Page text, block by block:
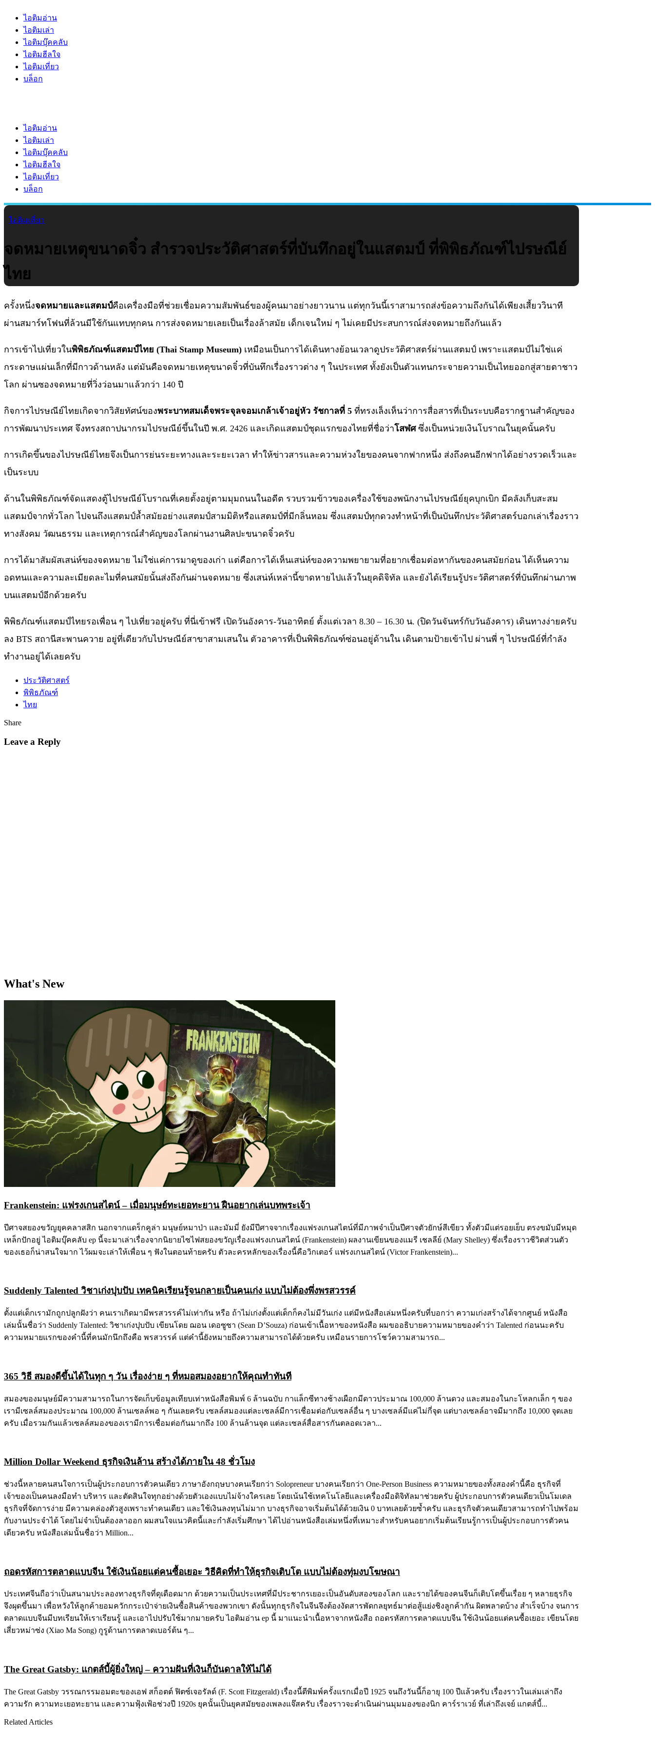
ไอติมอ่าน
ไอติมเล่า
ไอติมบุ๊คคลับ
ไอติมฮีลใจ
ไอติมเที่ยว
บล็อก
ไอติมอ่าน
ไอติมเล่า
ไอติมบุ๊คคลับ
ไอติมฮีลใจ
ไอติมเที่ยว
บล็อก
ไอติมเที่ยว
จดหมายเหตุขนาดจิ๋ว สำรวจประวัติศาสตร์ที่บันทึกอยู่ในแสตมป์ ที่พิพิธภัณฑ์ไปรษณีย์
ไทย
ครั้งหนึ่งจดหมายและแสตมป์คือเครื่องมือที่ช่วยเชื่อมความสัมพันธ์ของผู้คนมาอย่างยาวนาน แต่ทุกวันนี้เราสามารถส่งข้อความถึงกันได้เพียงเสี้ยววินาที
ผ่านสมาร์ทโฟนที่ล้วนมีใช้กันแทบทุกคน การส่งจดหมายเลยเป็นเรื่องล้าสมัย เด็กเจนใหม่ ๆ ไม่เคยมีประสบการณ์ส่งจดหมายถึงกันแล้ว
การเข้าไปเที่ยวในพิพิธภัณฑ์แสตมป์ไทย (Thai Stamp Museum) เหมือนเป็นการได้เดินทางย้อนเวลาดูประวัติศาสตร์ผ่านแสตมป์ เพราะแสตมป์ไม่ใช่แค่
กระดาษแผ่นเล็กที่มีกาวด้านหลัง แต่มันคือจดหมายเหตุขนาดจิ๋วที่บันทึกเรื่องราวต่าง ๆ ในประเทศ ทั้งยังเป็นตัวแทนกระจายความเป็นไทยออกสู่สายตาชาว
โลก ผ่านซองจดหมายที่วิ่งว่อนมาแล้วกว่า 140 ปี
กิจการไปรษณีย์ไทยเกิดจากวิสัยทัศน์ของพระบาทสมเด็จพระจุลจอมเกล้าเจ้าอยู่หัว รัชกาลที่ 5 ที่ทรงเล็งเห็นว่าการสื่อสารที่เป็นระบบคือรากฐานสำคัญของ
การพัฒนาประเทศ จึงทรงสถาปนากรมไปรษณีย์ขึ้นในปี พ.ศ. 2426 และเกิดแสตมป์ชุดแรกของไทยที่ชื่อว่าโสฬศซึ่งเป็นหน่วยเงินโบราณในยุคนั้นครับ
การเกิดขึ้นของไปรษณีย์ไทยจึงเป็นการย่นระยะทางและระยะเวลา ทำให้ข่าวสารและความห่วงใยของคนจากฟากหนึ่ง ส่งถึงคนอีกฟากได้อย่างรวดเร็วและ
เป็นระบบ
ด้านในพิพิธภัณฑ์จัดแสดงตู้ไปรษณีย์โบราณที่เคยตั้งอยู่ตามมุมถนนในอดีต รวบรวมข้าวของเครื่องใช้ของพนักงานไปรษณีย์ยุคบุกเบิก มีคลังเก็บสะสม
แสตมป์จากทั่วโลก ไปจนถึงแสตมป์ล้ำสมัยอย่างแสตมป์สามมิติหรือแสตมป์ที่มีกลิ่นหอม ซึ่งแสตมป์ทุกดวงทำหน้าที่เป็นบันทึกประวัติศาสตร์บอกเล่าเรื่องราว
ทางสังคม วัฒนธรรม และเหตุการณ์สำคัญของโลกผ่านงานศิลปะขนาดจิ๋วครับ
การได้มาสัมผัสเสน่ห์ของจดหมาย ไม่ใช่แค่การมาดูของเก่า แต่คือการได้เห็นเสน่ห์ของความพยายามที่อยากเชื่อมต่อหากันของคนสมัยก่อน ได้เห็นความ
อดทนและความละเมียดละไมที่คนสมัยนั้นส่งถึงกันผ่านจดหมาย ซึ่งเสน่ห์เหล่านี้ขาดหายไปแล้วในยุคดิจิทัล และยังได้เรียนรู้ประวัติศาสตร์ที่บันทึกผ่านภาพ
บนแสตมป์อีกด้วยครับ
พิพิธภัณฑ์แสตมป์ไทยรอเพื่อน ๆ ไปเที่ยวอยู่ครับ ที่นี่เข้าฟรี เปิดวันอังคาร-วันอาทิตย์ ตั้งแต่เวลา 8.30 – 16.30 น. (ปิดวันจันทร์กับวันอังคาร) เดินทางง่ายครับ
ลง BTS สถานีสะพานควาย อยู่ที่เดียวกับไปรษณีย์สาขาสามเสนใน ตัวอาคารที่เป็นพิพิธภัณฑ์ซ่อนอยู่ด้านใน เดินตามป้ายเข้าไป ผ่านพี่ ๆ ไปรษณีย์ที่กำลัง
ทำงานอยู่ได้เลยครับ
ประวัติศาสตร์
พิพิธภัณฑ์
ไทย
Share
Leave a Reply
What's New
Frankenstein: แฟรงเกนสไตน์ – เมื่อมนุษย์ทะเยอทะยาน ฝืนอยากเล่นบทพระเจ้า
ปีศาจสยองขวัญยุคคลาสสิก นอกจากแดร็กคูล่า มนุษย์หมาป่า และมัมมี่ ยังมีปีศาจจากเรื่องแฟรงเกนสไตน์ที่มีภาพจำเป็นปีศาจตัวยักษ์สีเขียว ทั้งตัวมีแต่รอยเย็บ ตรงขมับมีหมุด
เหล็กปักอยู่ ไอติมบุ๊คคลับ ep นี้จะมาเล่าเรื่องจากนิยายไซไฟสยองขวัญเรื่องแฟรงเกนสไตน์ (Frankenstein) ผลงานเขียนของแมรี เชลลีย์ (Mary Shelley) ซึ่งเรื่องราวชีวิตส่วนตัว
ของเธอก็น่าสนใจมาก ไว้ผมจะเล่าให้เพื่อน ๆ ฟังในตอนท้ายครับ ตัวละครหลักของเรื่องนี้คือวิกเตอร์ แฟรงเกนสไตน์ (Victor Frankenstein)...
Suddenly Talented วิชาเก่งปุบปับ เทคนิคเรียนรู้จนกลายเป็นคนเก่ง แบบไม่ต้องพึ่งพรสวรรค์
ตั้งแต่เด็กเรามักถูกปลูกฝังว่า คนเราเกิดมามีพรสวรรค์ไม่เท่ากัน หรือ ถ้าไม่เก่งตั้งแต่เด็กก็คงไม่มีวันเก่ง แต่มีหนังสือเล่มหนึ่งครับที่บอกว่า ความเก่งสร้างได้จากศูนย์ หนังสือ
เล่มนั้นชื่อว่า Suddenly Talented: วิชาเก่งปุบปับ เขียนโดย ฌอน เดอซูซา (Sean D’Souza) ก่อนเข้าเนื้อหาของหนังสือ ผมขออธิบายความหมายของคำว่า Talented ก่อนนะครับ
ความหมายแรกของคำนี้ที่คนมักนึกถึงคือ พรสวรรค์ แต่คำนี้ยังหมายถึงความสามารถได้ด้วยครับ เหมือนรายการโชว์ความสามารถ...
365 วิธี สมองดีขึ้นได้ในทุก ๆ วัน เรื่องง่าย ๆ ที่หมอสมองอยากให้คุณทำทันที
สมองของมนุษย์มีความสามารถในการจัดเก็บข้อมูลเทียบเท่าหนังสือพิมพ์ 6 ล้านฉบับ กาแล็กซีทางช้างเผือกมีดาวประมาณ 100,000 ล้านดวง และสมองในกะโหลกเล็ก ๆ ของ
เรามีเซลล์สมองประมาณ 100,000 ล้านเซลล์พอ ๆ กันเลยครับ เซลล์สมองแต่ละเซลล์มีการเชื่อมต่อกับเซลล์อื่น ๆ บางเซลล์มีแค่ไม่กี่จุด แต่บางเซลล์อาจมีมากถึง 10,000 จุดเลย
ครับ เมื่อรวมกันแล้วเซลล์สมองของเรามีการเชื่อมต่อกันมากถึง 100 ล้านล้านจุด แต่ละเซลล์สื่อสารกันตลอดเวลา...
Million Dollar Weekend ธุรกิจเงินล้าน สร้างได้ภายใน 48 ชั่วโมง
ช่วงนี้หลายคนสนใจการเป็นผู้ประกอบการตัวคนเดียว ภาษาอังกฤษบางคนเรียกว่า Solopreneur บางคนเรียกว่า One-Person Business ความหมายของทั้งสองคำนี้คือ ธุรกิจที่
เจ้าของเป็นคนลงมือทำ บริหาร และตัดสินใจทุกอย่างด้วยตัวเองแบบไม่จ้างใครเลย โดยเน้นใช้เทคโนโลยีและเครื่องมือดิจิทัลมาช่วยครับ ผู้ประกอบการตัวคนเดียวเป็นโมเดล
ธุรกิจที่จัดการง่าย มีความคล่องตัวสูงเพราะทำคนเดียว และใช้เงินลงทุนไม่มาก บางธุรกิจอาจเริ่มต้นได้ด้วยเงิน 0 บาทเลยด้วยซ้ำครับ และธุรกิจตัวคนเดียวสามารถทำไปพร้อม
กับงานประจำได้ โดยไม่จำเป็นต้องลาออก ผมสนใจแนวคิดนี้และกำลังเริ่มศึกษา ได้ไปอ่านหนังสือเล่มหนึ่งที่เหมาะสำหรับคนอยากเริ่มต้นเรียนรู้การเป็นผู้ประกอบการตัวคน
เดียวครับ หนังสือเล่มนั้นชื่อว่า Million...
ถอดรหัสการตลาดแบบจีน ใช้เงินน้อยแต่คนซื้อเยอะ วิธีคิดที่ทำให้ธุรกิจเติบโต แบบไม่ต้องทุ่มงบโฆษณา
ประเทศจีนถือว่าเป็นสนามประลองทางธุรกิจที่ดุเดือดมาก ด้วยความเป็นประเทศที่มีประชากรเยอะเป็นอันดับสองของโลก และรายได้ของคนจีนก็เติบโตขึ้นเรื่อย ๆ หลายธุรกิจ
จึงผุดขึ้นมา เพื่อหวังให้ลูกค้ายอมควักกระเป๋าจ่ายเงินซื้อสินค้าของพวกเขา ดังนั้นทุกธุรกิจในจีนจึงต้องงัดสารพัดกลยุทธ์มาต่อสู้แย่งชิงลูกค้ากัน ผิดพลาดบ้าง สำเร็จบ้าง จนการ
ตลาดแบบจีนมีบทเรียนให้เราเรียนรู้ และเอาไปปรับใช้มากมายครับ ไอติมอ่าน ep นี้ มาแนะนำเนื้อหาจากหนังสือ ถอดรหัสการตลาดแบบจีน ใช้เงินน้อยแต่คนซื้อเยอะ เขียนโดย
เสี่ยวหม่าซ่ง (Xiao Ma Song) กูรูด้านการตลาดเบอร์ต้น ๆ...
The Great Gatsby: แกตส์บี้ผู้ยิ่งใหญ่ – ความฝันที่เงินก็บันดาลให้ไม่ได้
The Great Gatsby วรรณกรรมอมตะของเอฟ สก็อตต์ ฟิตซ์เจอรัลด์ (F. Scott Fitzgerald) เรื่องนี้ตีพิมพ์ครั้งแรกเมื่อปี 1925 จนถึงวันนี้ก็อายุ 100 ปีแล้วครับ เรื่องราวในเล่มเล่าถึง
ความรัก ความทะเยอทะยาน และความฟุ้งเฟ้อช่วงปี 1920s ยุคนั้นเป็นยุคสมัยของเพลงแจ๊สครับ เรื่องราวจะดำเนินผ่านมุมมองของนิก คาร์ราเวย์ ที่เล่าถึงเจย์ แกตส์บี้...
Related Articles